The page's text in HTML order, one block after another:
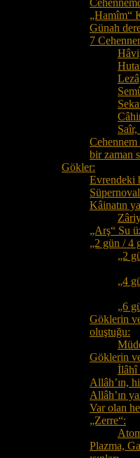
„Hamîm“
Günah
7
bir zaman
Gökler:
Evrendeki
Kâinatın
„Arş“ Su
„2 gün / 4
„2
„4
„6
Göklerin
oluştuğu:
Göklerin
İlâhî
Allâh’ın,
Allâh’ın
Var olan
„Zerre“:
Plazma,